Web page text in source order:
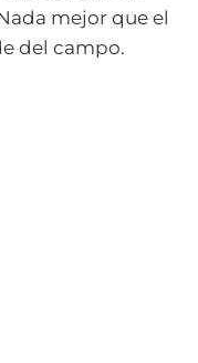
mejor que el
del campo.